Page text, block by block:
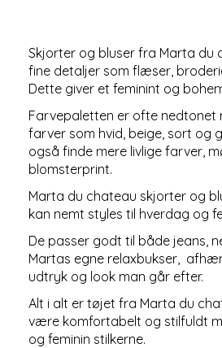
Skjorter og bluser fra Marta du
fine detaljer som flæser,
Dette giver et feminint og
Farvepaletten er ofte nedtonet
farver som hvid, beige, sort og
også finde mere livlige farver,
blomsterprint.
Marta du chateau skjorter og
kan nemt styles til hverdag og
De passer godt til både jeans,
Martas egne relaxbukser,
udtryk og look man går efter.
Alt i alt er tøjet fra Marta du
være komfortabelt og stilfuldt
og feminin stilkerne.